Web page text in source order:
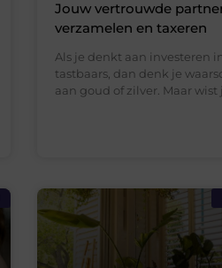
Jouw vertrouwde
verzamelen en taxeren
Als je denkt aan investeren
tastbaars, dan denk je
aan goud of zilver. Maar wist